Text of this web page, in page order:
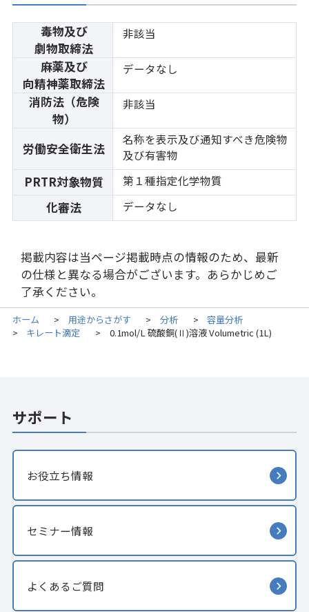
毒物及び
劇物取締法
非該当
麻薬及び
向精神薬取締法
データなし
消防法（危険
物）
非該当
労働安全衛生法
名称を表示及び通知すべき危険物
及び有害物
PRTR対象物質 第１種指定化学物質
化審法 データなし
掲載内容は当ページ掲載時点の情報のため、最新
の仕様と異なる場合がございます。あらかじめご
了承ください。
ホーム > 用途からさがす > 分析 > 容量分析
> キレート滴定 > 0.1mol/L 硫酸銅(Ⅱ)溶液 Volumetric (1L)
サポート
お役立ち情報
セミナー情報
よくあるご質問